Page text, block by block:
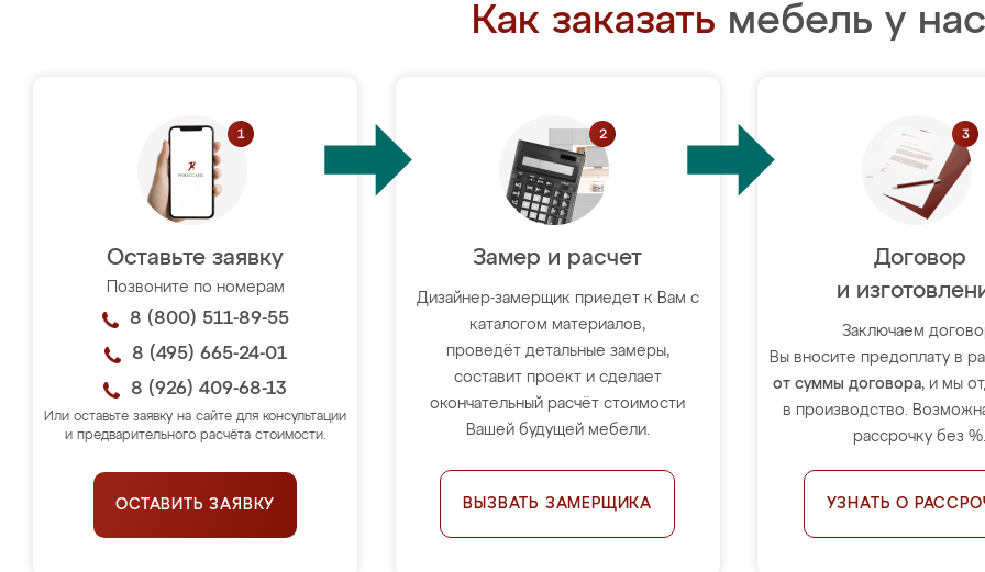
Как заказать мебель у
Оставьте заявку
Позвоните по номерам
8 (800) 511-89-55
8 (495) 665-24-01
8 (926) 409-68-13
Или оставьте заявку на сайте для консультации
и предварительного расчёта стоимости.
ОСТАВИТЬ ЗАЯВКУ
Замер и расчет
Дизайнер-замерщик приедет к Вам с
каталогом материалов,
проведёт детальные замеры,
составит проект и сделает
окончательный расчёт стоимости
Вашей будущей мебели.
ВЫЗВАТЬ ЗАМЕРЩИКА
Договор
и
Заключаем
Вы вносите предоплату в
от суммы договора, и мы
в производство.
рассрочку без
УЗНАТЬ О